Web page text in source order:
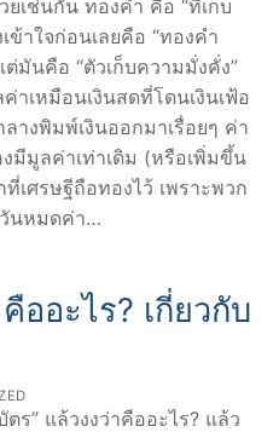
เช่นกัน ทองคำ คือ “ที่เก็บ
าใจก่อนเลยคือ “ทองคำ
มันคือ “ตัวเก็บความมั่งคั่ง”
าเหมือนเงินสดที่โดนเงินเฟ้อ
งพิมพ์เงินออกมาเรื่อยๆ ค่า
มีมูลค่าเท่าเดิม (หรือเพิ่มขึ้น
เศรษฐีถือทองไว้ เพราะพวก
วันหมดค่า…
ออะไร? เกี่ยวกับ
ร” แล้วงงว่าคืออะไร? แล้ว